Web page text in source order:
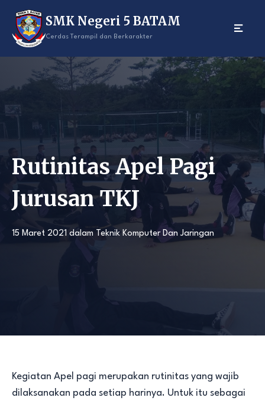
content
SMK Negeri 5 BATAM
Cerdas Terampil dan Berkarakter
Rutinitas Apel Pagi
Jurusan TKJ
15 Maret 2021 dalam Teknik Komputer Dan Jaringan
Kegiatan Apel pagi merupakan rutinitas yang wajib
dilaksanakan pada setiap harinya. Untuk itu sebagai